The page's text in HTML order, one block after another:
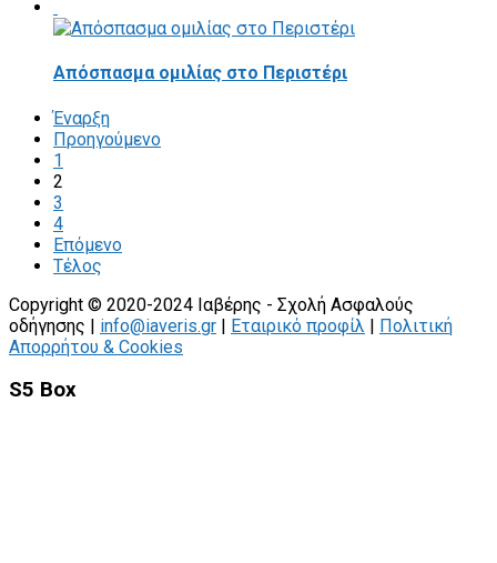
Απόσπασμα ομιλίας στο Περιστέρι
Έναρξη
Προηγούμενο
1
2
3
4
Επόμενο
Τέλος
Copyright © 2020-2024 Ιαβέρης - Σχολή Ασφαλούς
οδήγησης | info@iaveris.gr | Εταιρικό προφίλ | Πολιτική
Απορρήτου & Cookies
S5 Box